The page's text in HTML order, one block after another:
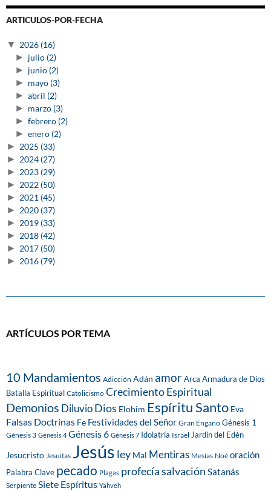
ARTICULOS-POR-FECHA
▼ 2026 (16)
► julio (2)
► junio (2)
► mayo (3)
► abril (2)
► marzo (3)
► febrero (2)
► enero (2)
► 2025 (33)
► 2024 (27)
► 2023 (29)
► 2022 (50)
► 2021 (45)
► 2020 (37)
► 2019 (33)
► 2018 (42)
► 2017 (50)
► 2016 (79)
ARTÍCULOS POR TEMA
10 Mandamientos Adicción Adán amorArca Armadura de Dios
Batalla Espiritual Catolicismo Crecimiento Espiritual
Demonios DiluvioDios Elohim Espíritu Santo Eva
Falsas Doctrinas Fe Festividades del Señor Gran Engaño Génesis 1
Génesis 3 Génesis 4 Génesis 6 Génesis 7 Idolatría Israel Jardín del Edén
Jesucristo Jesuitas Jesús ley Mal Mentiras Mesías Noé oración
Palabra Clave pecado Plagas profecíasalvación Satanás
Serpiente Siete Espíritus Yahveh